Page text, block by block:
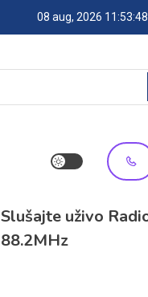
08 aug, 2026
Slušajte uživo
88.2MHz